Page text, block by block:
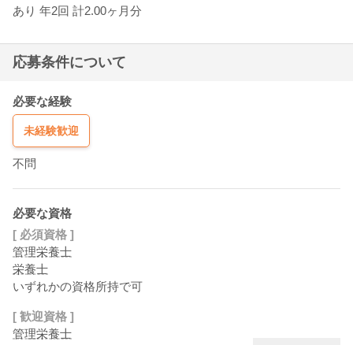
あり 年2回 計2.00ヶ月分
応募条件について
必要な経験
未経験歓迎
不問
必要な資格
[ 必須資格 ]
管理栄養士
栄養士
いずれかの資格所持で可
[ 歓迎資格 ]
管理栄養士